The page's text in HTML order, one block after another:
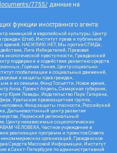
7755/ данные на
функции иностранного агента:
немецкой и европейской культуры, Центр
Штаб, Институт права и публичной
врачей, НАСИЛИЮ.НЕТ, Мы против СПИДа,
Лига Избирателей, Правовая
экологической преступности, Гражданский
поддержки и содействия развитию средств
Горячая Линия, Центр социально-
глобализации и социальных движений,
и защиты прав граждан,
и их семьям, Фонд Тольятти, Новое время,
Анна, Проект Апрель, Самарская губерния,
Юрия Левады, Издательство Парк Гагарина,
Уральская правозащитная группа,
Фонд защиты гласности, Российский
Дальневосточный центр развития
Пермский региональный
Центр независимых социологических
ЧЕЛОВЕКА, Частное учреждение в
реализации программ и проектов Совета
организаций, Гражданское
Средств Массовой Информации, Институт
в Санкт-Петербурге по административной